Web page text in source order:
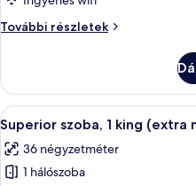
1
erkély
További részletek
Club
dohányzó,
erkély
további
részletei
A
következő
szoba
összes
7
Superior szoba, 1 king
36 négyzetméter
1 hálószoba